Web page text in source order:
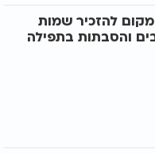
להזכיר שמות
והסבתות בתפילה